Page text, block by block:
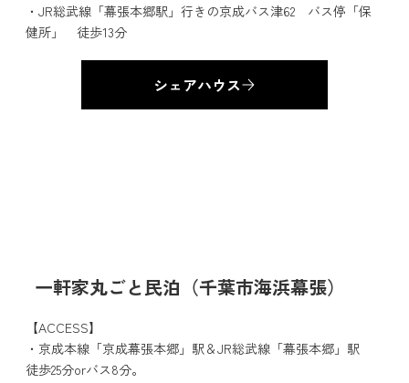
・JR総武線「幕張本郷駅」行きの京成バス津62 バス停「保
健所」 徒歩13分
シェアハウス
一軒家丸ごと民泊（千葉市海浜幕張）
【ACCESS】
・京成本線「京成幕張本郷」駅＆JR総武線「幕張本郷」駅
徒歩25分orバス8分。